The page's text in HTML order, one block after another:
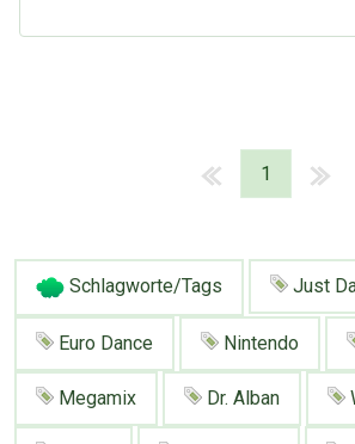
1
Schlagworte/Tags Just
Euro Dance Nintendo
Megamix Dr. Alban